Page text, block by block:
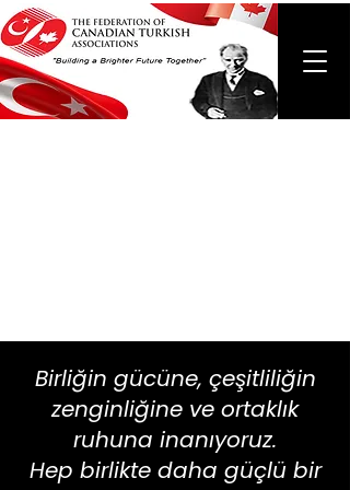
Birliğin gücüne, çeşitliliğin
zenginliğine ve ortaklık
ruhuna inanıyoruz.
Hep birlikte daha güçlü bir